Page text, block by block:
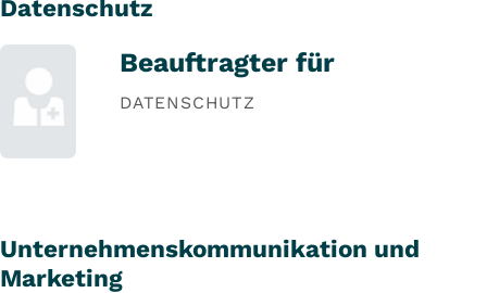
Datenschutz
Beauftragter für
DATENSCHUTZ
Unternehmenskommunikation und
Marketing